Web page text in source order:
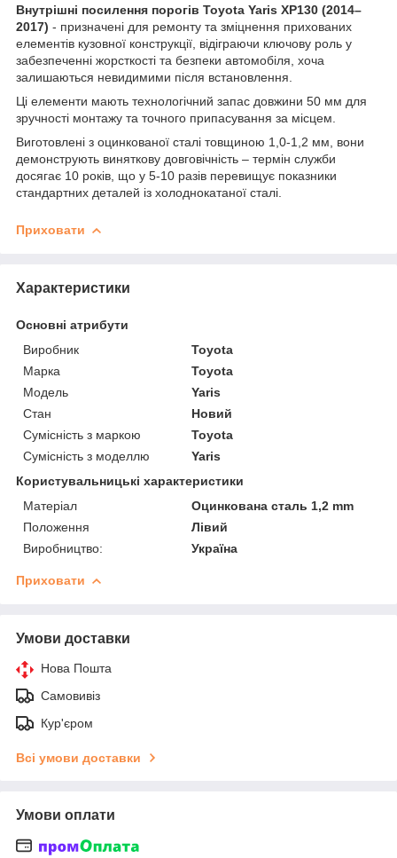
Внутрішні посилення порогів Toyota Yaris XP130 (2014–
2017) - призначені для ремонту та зміцнення прихованих
елементів кузовної конструкції, відіграючи ключову роль у
забезпеченні жорсткості та безпеки автомобіля, хоча
залишаються невидимими після встановлення.
Ці елементи мають технологічний запас довжини 50 мм для
зручності монтажу та точного припасування за місцем.
Виготовлені з оцинкованої сталі товщиною 1,0-1,2 мм, вони
демонструють виняткову довговічність – термін служби
досягає 10 років, що у 5-10 разів перевищує показники
стандартних деталей із холоднокатаної сталі.
Приховати
Характеристики
Основні атрибути
Виробник
Toyota
Марка
Toyota
Модель
Yaris
Стан
Новий
Сумісність з маркою
Toyota
Сумісність з моделлю
Yaris
Користувальницькі характеристики
Матеріал
Оцинкована сталь 1,2 mm
Положення
Лівий
Виробництво:
Україна
Приховати
Умови доставки
Нова Пошта
Самовивіз
Кур'єром
Всі умови доставки
Умови оплати